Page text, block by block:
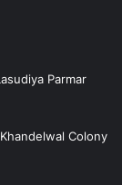
Parmar
Colony